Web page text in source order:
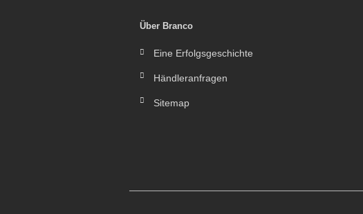
Über Branco
Eine Erfolgsgeschichte
Händleranfragen
Sitemap